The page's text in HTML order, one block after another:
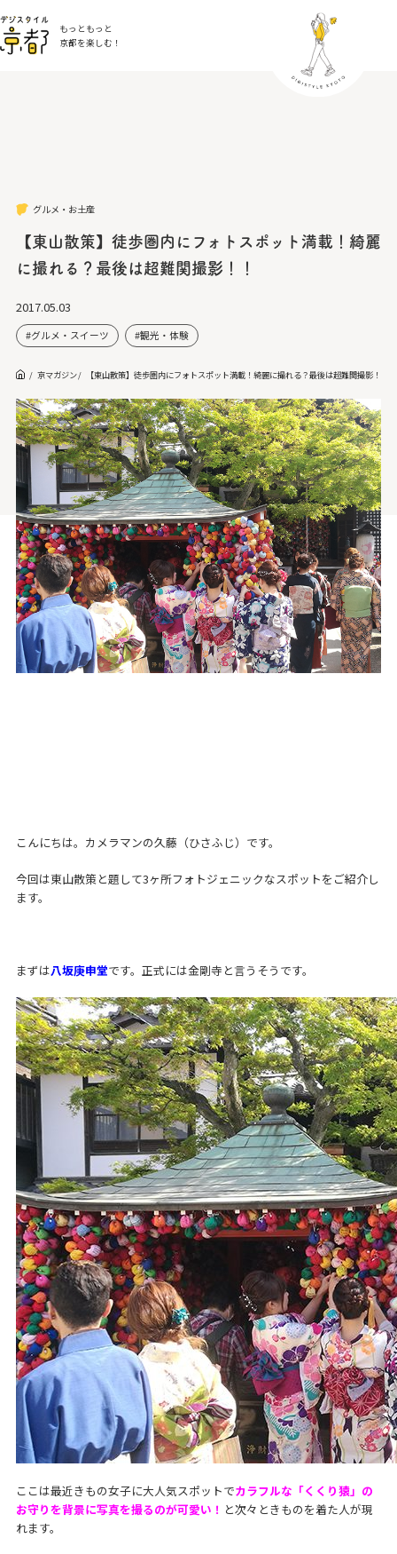
もっともっと
京都を楽しむ！
グルメ・お土産
【東山散策】徒歩圏内にフォトスポット満載！綺麗
に撮れる？最後は超難関撮影！！
2017.05.03
グルメ・スイーツ 観光・体験
京マガジン 【東山散策】徒歩圏内にフォトスポット満載！綺麗に撮れる？最後は超難関撮影！！
こんにちは。カメラマンの久藤（ひさふじ）です。
今回は東山散策と題して3ヶ所フォトジェニックなスポットをご紹介し
ます。
まずは八坂庚申堂です。正式には金剛寺と言うそうです。
ここは最近きもの女子に大人気スポットでカラフルな「くくり猿」の
お守りを背景に写真を撮るのが可愛い！ と次々ときものを着た人が現
れます。